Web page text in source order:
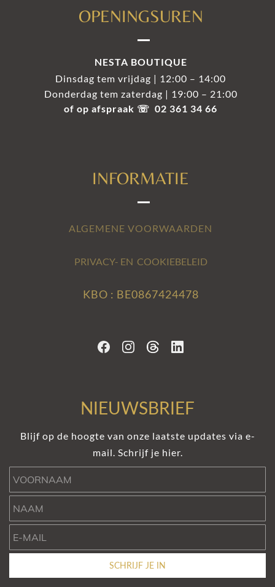
OPENINGSUREN
NESTA BOUTIQUE
Dinsdag tem vrijdag | 12:00 – 14:00
Donderdag tem zaterdag | 19:00 – 21:00
of op afspraak ☏ 02 361 34 66
INFORMATIE
ALGEMENE VOORWAARDEN
PRIVACY- EN COOKIEBELEID
KBO : BE0867424478
NIEUWSBRIEF
Blijf op de hoogte van onze laatste updates via e-
mail. Schrijf je hier.
SCHRIJF JE IN